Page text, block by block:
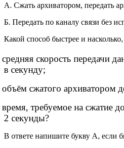
А. Сжать архиватором, передать
Б. Передать по каналу связи без
Какой способ быстрее и
средняя скорость передачи
в секунду;
объём сжатого архиватором
время, требуемое на сжатие
2 секунды?
В ответе напишите букву А, если